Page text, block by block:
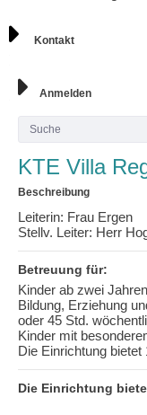
Kontakt
Anmelden
KTE Villa
Beschreibung
Leiterin: Frau Ergen
Stellv. Leiter: Herr
Betreuung für:
Kinder ab zwei
Bildung, Erziehung
oder 45 Std.
Kinder mit
Die Einrichtung
Die Einrichtung